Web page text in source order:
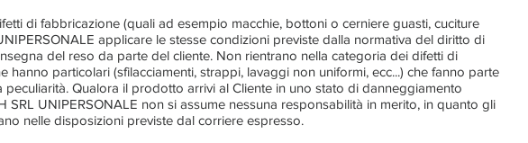
di fabbricazione (quali ad esempio macchie, bottoni o cerniere guasti, cuciture
applicare le stesse condizioni previste dalla normativa del diritto di
del reso da parte del cliente. Non rientrano nella categoria dei difetti di
hanno particolari (sfilacciamenti, strappi, lavaggi non uniformi, ecc...) che fanno parte
Qualora il prodotto arrivi al Cliente in uno stato di danneggiamento
SRL UNIPERSONALE non si assume nessuna responsabilità in merito, in quanto gli
nelle disposizioni previste dal corriere espresso.